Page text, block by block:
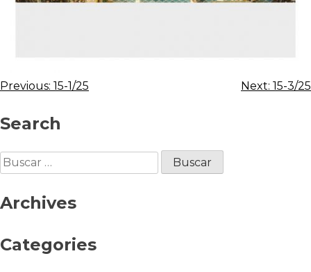
Previous: 15-1/25 Next: 15-3/25
Search
Archives
Categories